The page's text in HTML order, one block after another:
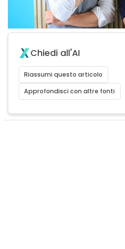
Chiedi all'AI
Riassumi questo articolo
Approfondisci con altre fonti